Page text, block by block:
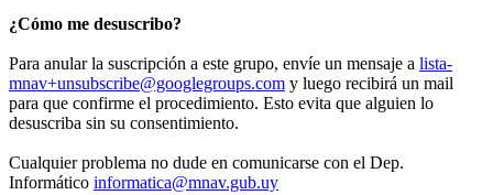
¿Cómo me desuscribo?
Para anular la suscripción a este grupo, envíe un mensaje a lista-
mnav+unsubscribe@googlegroups.com y luego recibirá un mail
para que confirme el procedimiento. Esto evita que alguien lo
desuscriba sin su consentimiento.
Cualquier problema no dude en comunicarse con el Dep.
Informático informatica@mnav.gub.uy